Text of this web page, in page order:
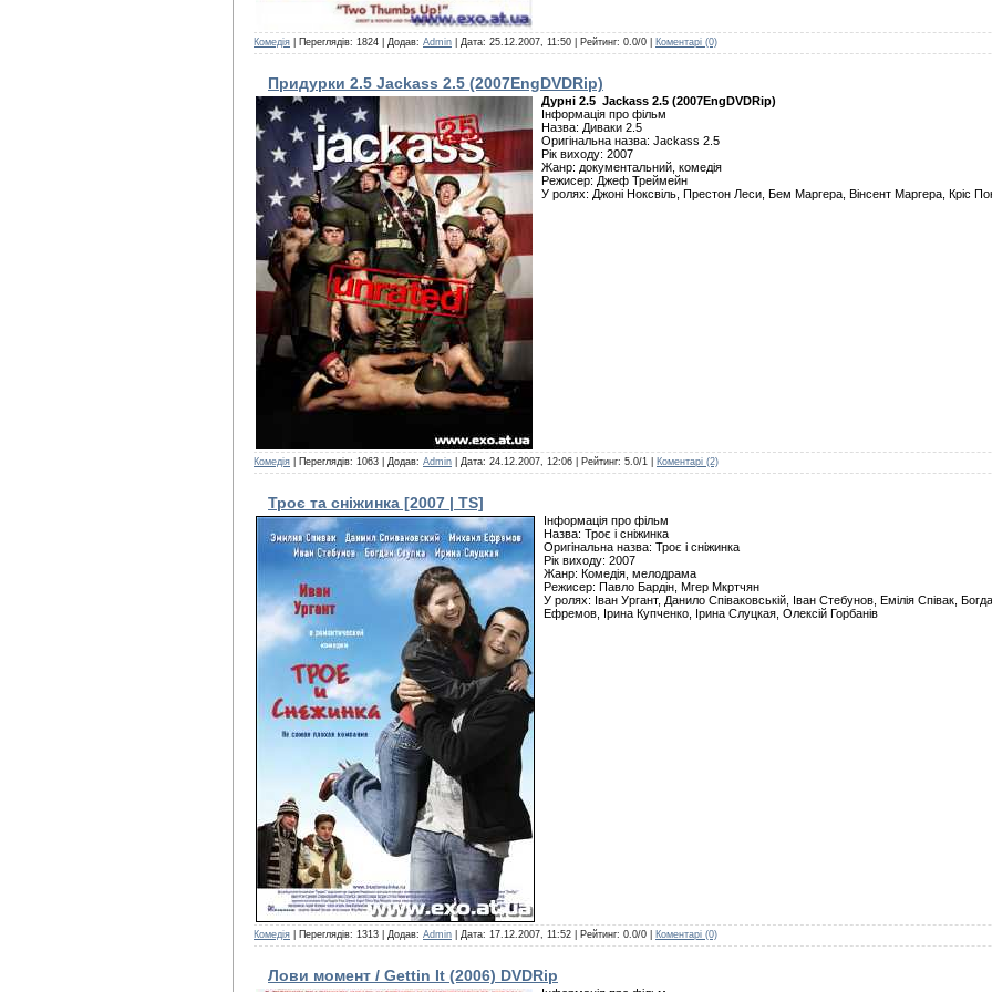
Комедія | Переглядів: 1824 | Додав: Admin | Дата: 25.12.2007, 11:50 | Рейтинг: 0.0/0 | Коментарі (0)
Придурки 2.5 Jackass 2.5 (2007EngDVDRip)
Дурні 2.5 Jackass 2.5 (2007EngDVDRip)
Інформація про фільм
Назва: Диваки 2.5
Оригінальна назва: Jackass 2.5
Рік виходу: 2007
Жанр: документальний, комедія
Режисер: Джеф Треймейн
У ролях: Джоні Ноксвіль, Престон Леси, Бем Маргера, Вінсент Маргера, Кріс
Комедія | Переглядів: 1063 | Додав: Admin | Дата: 24.12.2007, 12:06 | Рейтинг: 5.0/1 | Коментарі (2)
Троє та сніжинка [2007 | TS]
Інформація про фільм
Назва: Троє і сніжинка
Оригінальна назва: Троє і сніжинка
Рік виходу: 2007
Жанр: Комедія, мелодрама
Режисер: Павло Бардін, Мгер Мкртчян
У ролях: Іван Ургант, Данило Співаковській, Іван Стебунов, Емілія Співак,
Ефремов, Ірина Купченко, Ірина Слуцкая, Олексій Горбанів
Комедія | Переглядів: 1313 | Додав: Admin | Дата: 17.12.2007, 11:52 | Рейтинг: 0.0/0 | Коментарі (0)
Лови момент / Gettin It (2006) DVDRip